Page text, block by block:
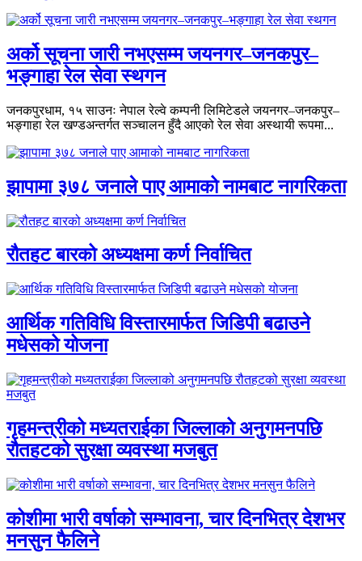
अर्को सूचना जारी नभएसम्म जयनगर–जनकपुर–
भङ्गाहा रेल सेवा स्थगन
जनकपुरधाम, १५ साउनः नेपाल रेल्वे कम्पनी लिमिटेडले जयनगर–जनकपुर–
भङ्गाहा रेल खण्डअन्तर्गत सञ्चालन हुँदै आएको रेल सेवा अस्थायी रूपमा...
झापामा ३७८ जनाले पाए आमाको नामबाट नागरिकता
रौतहट बारको अध्यक्षमा कर्ण निर्वाचित
आर्थिक गतिविधि विस्तारमार्फत जिडिपी बढाउने
मधेसको योजना
गृहमन्त्रीको मध्यतराईका जिल्लाको अनुगमनपछि
रौतहटको सुरक्षा व्यवस्था मजबुत
कोशीमा भारी वर्षाको सम्भावना, चार दिनभित्र देशभर
मनसुन फैलिने